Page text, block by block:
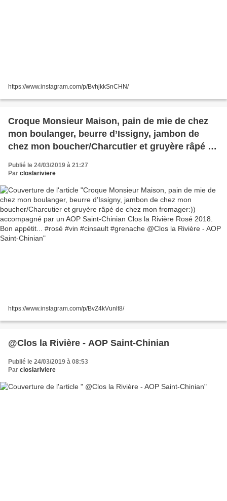
https://www.instagram.com/p/BvhjkkSnCHN/
Croque Monsieur Maison, pain de mie de chez
mon boulanger, beurre d’Issigny, jambon de
chez mon boucher/Charcutier et gruyère râpé de
Saint-Chinian Clos la Rivière Rosé 2018. Bon
la Rivière - AOP Saint-Chinian
Publié le 24/03/2019 à 21:27
Par closlariviere
https://www.instagram.com/p/BvZ4kVunlt8/
@Clos la Rivière - AOP Saint-Chinian
Publié le 24/03/2019 à 08:53
Par closlariviere